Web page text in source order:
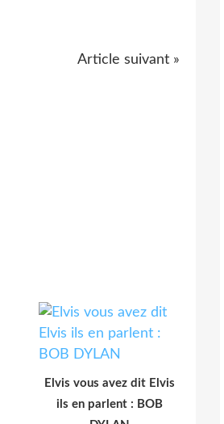
Article suivant »
Elvis vous avez dit Elvis
ils en parlent : BOB